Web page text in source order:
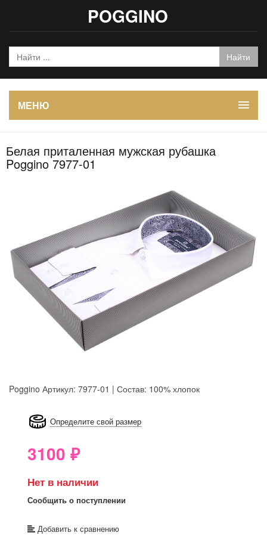
POGGINO
МЕНЮ
Белая приталенная мужская рубашка
Poggino 7977-01
Poggino Артикул: 7977-01 | Состав: 100% хлопок
Определите свой размер
3100 ₽
Нет в наличии
Сообщить о поступлении
Добавить к сравнению